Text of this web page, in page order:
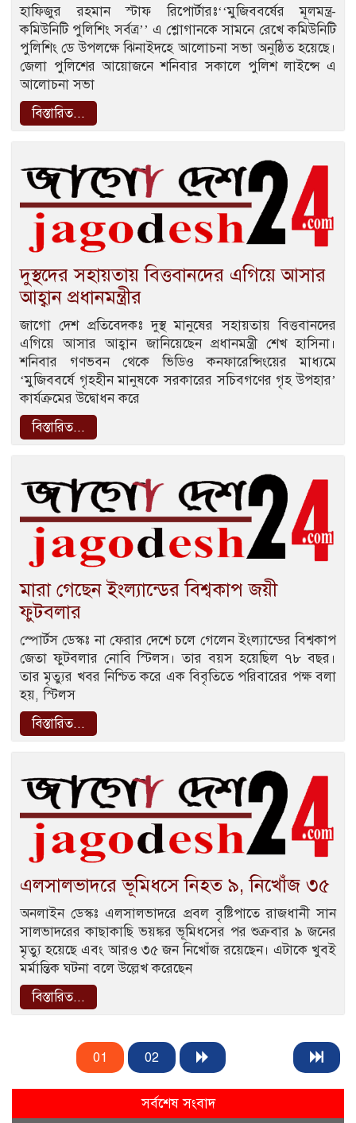
হাফিজুর রহমান স্টাফ রিপোর্টারঃ‘‘মুজিববর্ষের মূলমন্ত্র-
কমিউনিটি পুলিশিং সর্বত্র’’ এ শ্লোগানকে সামনে রেখে কমিউনিটি
পুলিশিং ডে উপলক্ষে ঝিনাইদহে আলোচনা সভা অনুষ্ঠিত হয়েছে।
জেলা পুলিশের আয়োজনে শনিবার সকালে পুলিশ লাইন্সে এ
আলোচনা সভা
বিস্তারিত...
দুস্থদের সহায়তায় বিত্তবানদের এগিয়ে আসার
আহ্বান প্রধানমন্ত্রীর
জাগো দেশ প্রতিবেদকঃ দুস্থ মানুষের সহায়তায় বিত্তবানদের
এগিয়ে আসার আহ্বান জানিয়েছেন প্রধানমন্ত্রী শেখ হাসিনা।
শনিবার গণভবন থেকে ভিডিও কনফারেন্সিংয়ের মাধ্যমে
‘মুজিববর্ষে গৃহহীন মানুষকে সরকারের সচিবগণের গৃহ উপহার’
কার্যক্রমের উদ্বোধন করে
বিস্তারিত...
মারা গেছেন ইংল্যান্ডের বিশ্বকাপ জয়ী
ফুটবলার
স্পোর্টস ডেস্কঃ না ফেরার দেশে চলে গেলেন ইংল্যান্ডের বিশ্বকাপ
জেতা ফুটবলার নোবি স্টিলস। তার বয়স হয়েছিল ৭৮ বছর।
তার মৃত্যুর খবর নিশ্চিত করে এক বিবৃতিতে পরিবারের পক্ষ বলা
হয়, স্টিলস
বিস্তারিত...
এলসালভাদরে ভূমিধসে নিহত ৯, নিখোঁজ ৩৫
অনলাইন ডেস্কঃ এলসালভাদরে প্রবল বৃষ্টিপাতে রাজধানী সান
সালভাদরের কাছাকাছি ভয়ঙ্কর ভূমিধসের পর শুক্রবার ৯ জনের
মৃত্যু হয়েছে এবং আরও ৩৫ জন নিখোঁজ রয়েছেন। এটাকে খুবই
মর্মান্তিক ঘটনা বলে উল্লেখ করেছেন
বিস্তারিত...
01 02
সর্বশেষ সংবাদ